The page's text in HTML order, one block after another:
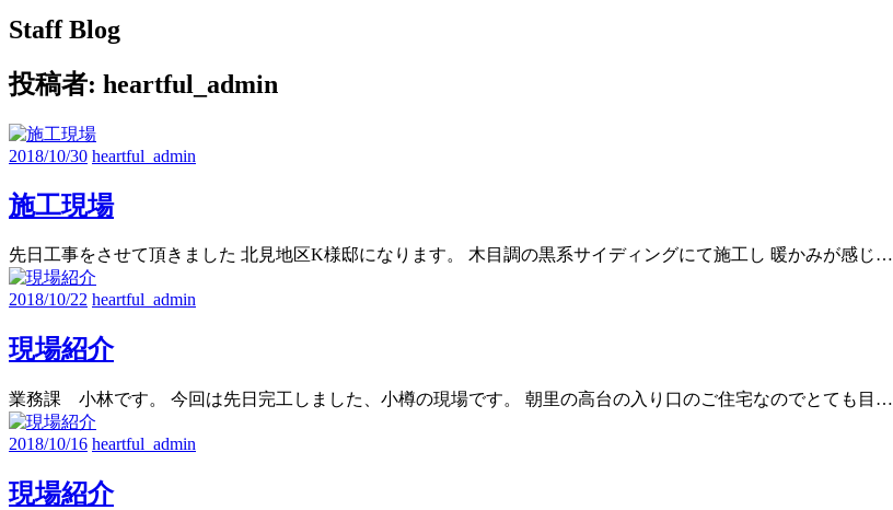
Staff Blog
投稿者: heartful_admin
2018/10/30 heartful_admin
施工現場
先日工事をさせて頂きました 北見地区K様邸になります。 木目調の黒系サイディングにて施工し 暖かみが感じ…
2018/10/22 heartful_admin
現場紹介
業務課 小林です。 今回は先日完工しました、小樽の現場です。 朝里の高台の入り口のご住宅なのでとても目…
2018/10/16 heartful_admin
現場紹介